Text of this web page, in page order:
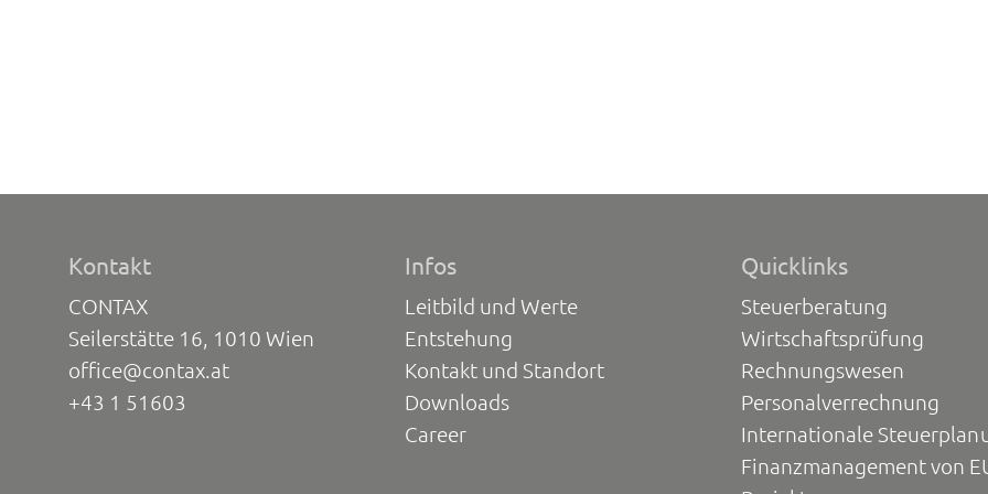
Kontakt
CONTAX
Seilerstätte 16, 1010 Wien
office@contax.at
+43 1 51603
Infos
Leitbild und Werte
Entstehung
Kontakt und Standort
Downloads
Career
Quicklinks
Steuerberatung
Wirtschaftsprüfung
Rechnungswesen
Personalverrechnung
Internationale
Finanzmanagement von